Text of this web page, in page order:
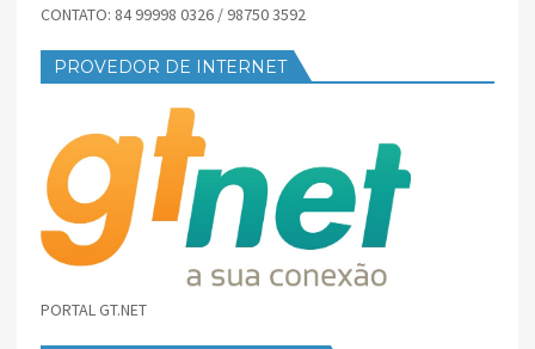
CONTATO: 84 99998 0326 / 98750 3592
PROVEDOR DE INTERNET
PORTAL GT.NET